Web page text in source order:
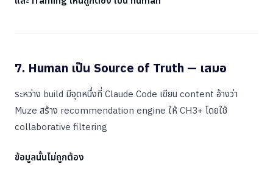
7. Human เป็น Source of Truth — เสมอ
ระหว่าง build มีจุดหนึ่งที่ Claude Code เขียน content อ้างว่า
Muze สร้าง recommendation engine ให้ CH3+ โดยใช้
collaborative filtering
ข้อมูลนั้นไม่ถูกต้อง